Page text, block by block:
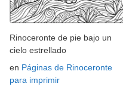
Rinoceronte de pie bajo un
cielo estrellado
en Páginas de Rinoceronte
para imprimir